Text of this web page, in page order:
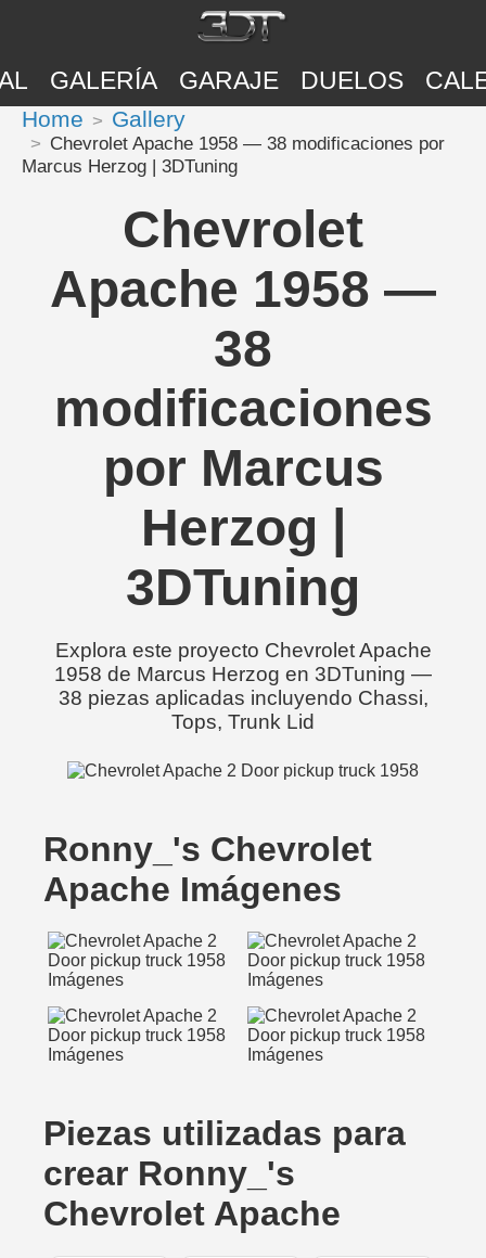
GALERÍA GARAJE DUELOS
Home Gallery
Chevrolet Apache 1958 — 38 modificaciones por
Marcus Herzog | 3DTuning
Chevrolet
Apache 1958 —
38
modificaciones
por Marcus
Herzog |
3DTuning
Explora este proyecto Chevrolet Apache
1958 de Marcus Herzog en 3DTuning —
38 piezas aplicadas incluyendo Chassi,
Tops, Trunk Lid
Ronny_'s Chevrolet
Apache Imágenes
Piezas utilizadas para
crear Ronny_'s
Chevrolet Apache